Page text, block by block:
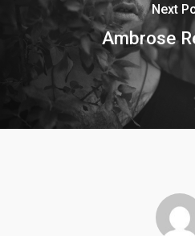
Next
Ambrose